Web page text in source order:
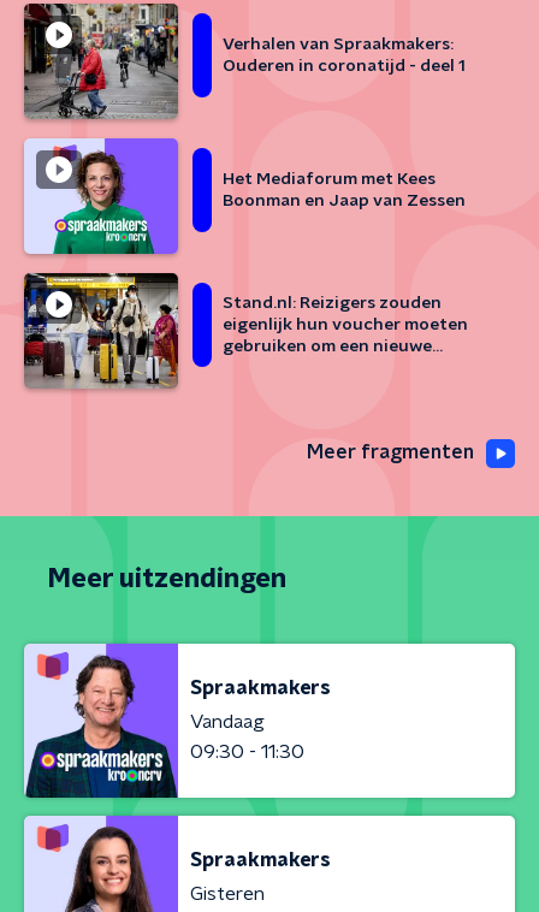
Verhalen van Spraakmakers:
Ouderen in coronatijd - deel 1
Het Mediaforum met Kees
Boonman en Jaap van Zessen
Stand.nl: Reizigers zouden
eigenlijk hun voucher moeten
gebruiken om een nieuwe
Meer fragmenten
Meer uitzendingen
Spraakmakers
Vandaag
09:30 - 11:30
Spraakmakers
Gisteren